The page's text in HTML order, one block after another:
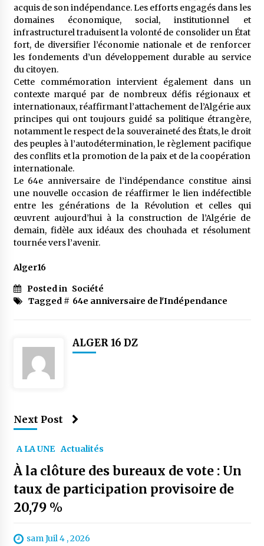
acquis de son indépendance. Les efforts engagés dans les
domaines économique, social, institutionnel et
infrastructurel traduisent la volonté de consolider un État
fort, de diversifier l’économie nationale et de renforcer
les fondements d’un développement durable au service
du citoyen.
Cette commémoration intervient également dans un
contexte marqué par de nombreux défis régionaux et
internationaux, réaffirmant l’attachement de l’Algérie aux
principes qui ont toujours guidé sa politique étrangère,
notamment le respect de la souveraineté des États, le droit
des peuples à l’autodétermination, le règlement pacifique
des conflits et la promotion de la paix et de la coopération
internationale.
Le 64e anniversaire de l’indépendance constitue ainsi
une nouvelle occasion de réaffirmer le lien indéfectible
entre les générations de la Révolution et celles qui
œuvrent aujourd’hui à la construction de l’Algérie de
demain, fidèle aux idéaux des chouhada et résolument
tournée vers l’avenir.
Alger16
Posted in Société
Tagged # 64e anniversaire de l'Indépendance
ALGER 16 DZ
Next Post
A LA UNE Actualités
À la clôture des bureaux de vote : Un
taux de participation provisoire de
20,79 %
sam Juil 4 , 2026